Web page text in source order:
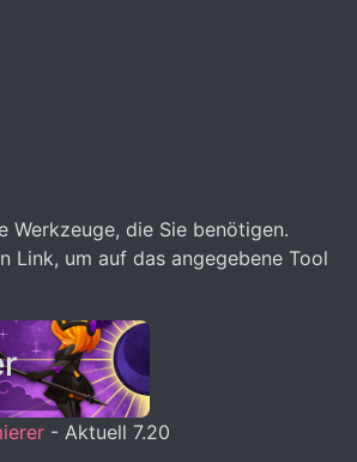
Werkzeuge, die Sie benötigen.
Link, um auf das angegebene Tool
- Aktuell 7.20